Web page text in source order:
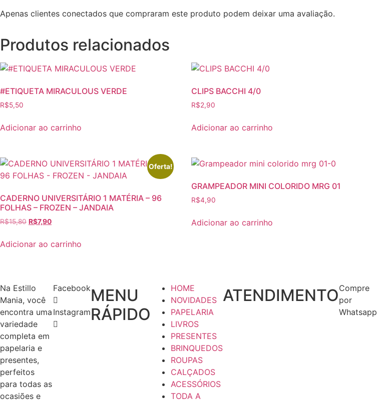
Apenas clientes conectados que compraram este produto podem deixar uma avaliação.
Produtos relacionados
#ETIQUETA MIRACULOUS VERDE
R$5,50
Adicionar ao carrinho
CLIPS BACCHI 4/0
R$2,90
Adicionar ao carrinho
Oferta!
CADERNO UNIVERSITÁRIO 1 MATÉRIA – 96
FOLHAS – FROZEN – JANDAIA
R$15,80 O
original
R$7,90O
atual
Adicionar ao carrinho
GRAMPEADOR MINI COLORIDO MRG 01
R$4,90
Adicionar ao carrinho
Na Estillo
Mania, você
encontra uma
variedade
completa em
papelaria e
presentes,
perfeitos
para todas as
ocasiões e
Facebook
Instagram
MENU
RÁPIDO
HOME
NOVIDADES
PAPELARIA
LIVROS
PRESENTES
BRINQUEDOS
ROUPAS
CALÇADOS
ACESSÓRIOS
TODA A
ATENDIMENTOCompre
por
Whatsapp